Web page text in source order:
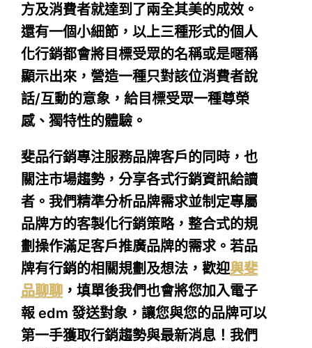
方及消費者就達到了兩全其美的成效。
還有一個小細節，以上三種形式的個人
化行銷都會將目標受眾的名稱或是暱稱
顯示出來，營造一種只對該位消費者說
話/互動的意象，給目標受眾一種尊榮
感、獨特性的體驗。
斐品行銷專注服務品牌客戶的同時，也
關注市場趨勢，分享各式行銷資訊給讀
者。我們精準分析品牌需求並制定專屬
品牌方的客製化行銷策略，整合式的規
劃操作滿足客戶推廣品牌的需求。若品
牌有行銷的相關規劃及想法，歡迎與斐
品聊聊 ，填單後我們也會將您加入電子
報 edm 發送對象，讓您與您的品牌可以
第一手獲取行銷趨勢與最新消息！我們